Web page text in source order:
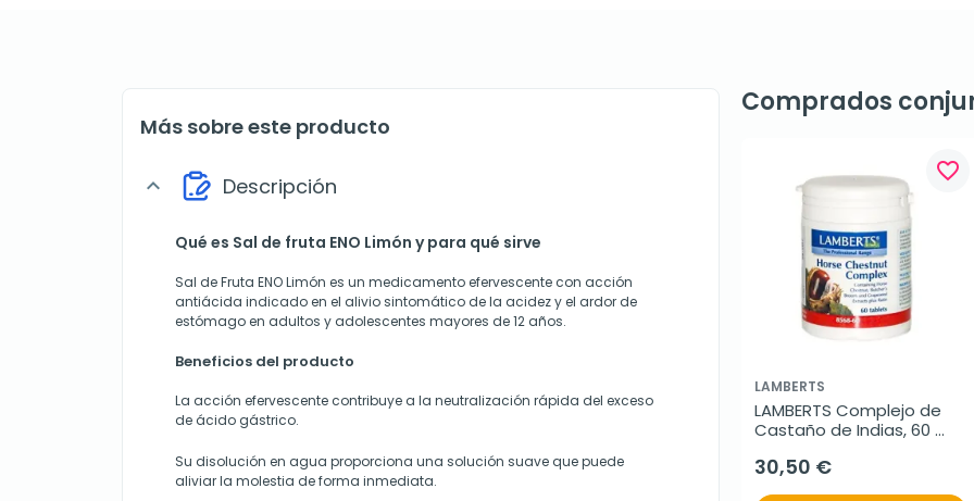
Más sobre este producto
expand_more Descripción
Qué es Sal de fruta ENO Limón y para qué sirve
Sal de Fruta ENO Limón es un medicamento efervescente con acción
antiácida indicado en el alivio sintomático de la acidez y el ardor de
estómago en adultos y adolescentes mayores de 12 años.
Beneficios del producto
La acción efervescente contribuye a la neutralización rápida del exceso
de ácido gástrico.
Su disolución en agua proporciona una solución suave que puede
aliviar la molestia de forma inmediata.
Comprados
favorite_border
LAMBERTS
LAMBERTS Complejo de
Castaño de Indias, 60
30,50 €